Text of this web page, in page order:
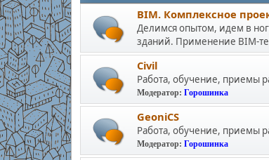
BIM. Комплексное
Делимся опытом, идем в
зданий. Применение BIM-
Civil
Работа, обучение, приемы
Модератор: Горошинка
GeoniCS
Работа, обучение, приемы
Модератор: Горошинка